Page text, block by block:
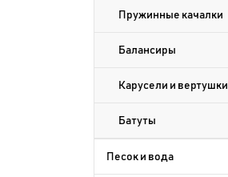
Пружинные качалки
Балансиры
Карусели и вертушки
Батуты
Песок и вода